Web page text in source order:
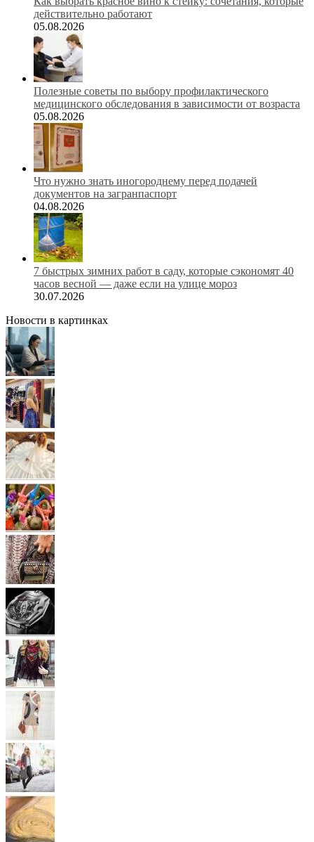
действительно работают
05.08.2026
Полезные советы по выбору профилактического
медицинского обследования в зависимости от возраста
05.08.2026
Что нужно знать иногороднему перед подачей
документов на загранпаспорт
04.08.2026
7 быстрых зимних работ в саду, которые сэкономят 40
часов весной — даже если на улице мороз
30.07.2026
Новости в картинках